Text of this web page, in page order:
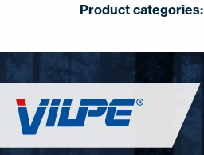
Product categories: